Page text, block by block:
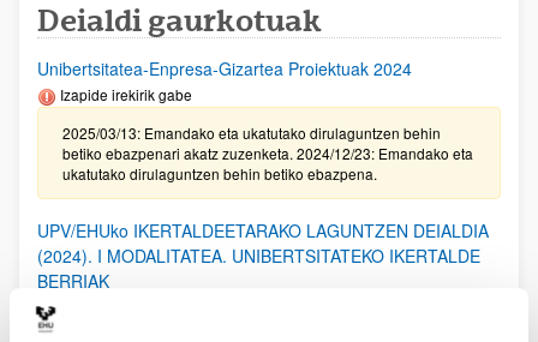
Deialdi gaurkotuak
Unibertsitatea-Enpresa-Gizartea Proiektuak 2024
Izapide irekirik gabe
2025/03/13: Emandako eta ukatutako dirulaguntzen behin
betiko ebazpenari akatz zuzenketa. 2024/12/23: Emandako eta
ukatutako dirulaguntzen behin betiko ebazpena.
UPV/EHUko IKERTALDEETARAKO LAGUNTZEN DEIALDIA
(2024). I MODALITATEA. UNIBERTSITATEKO IKERTALDE
BERRIAK